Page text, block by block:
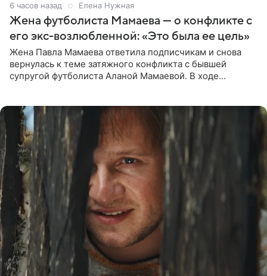
6 часов назад Елена Нужная
Жена футболиста Мамаева — о конфликте с
его экс-возлюбленной: «Это была ее цель»
Жена Павла Мамаева ответила подписчикам и снова
вернулась к теме затяжного конфликта с бывшей
супругой футболиста Аланой Мамаевой. В ходе